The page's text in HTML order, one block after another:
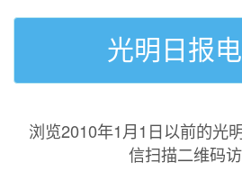
光明日报
浏览2010年1月1日以前的光
信扫描二维码访